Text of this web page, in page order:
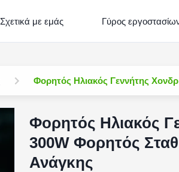
Σχετικά με εμάς Γύρος
Φορητός Ηλιακός Γεννήτης
Φορητός Ηλιακός
300W Φορητός
Ανάγκης